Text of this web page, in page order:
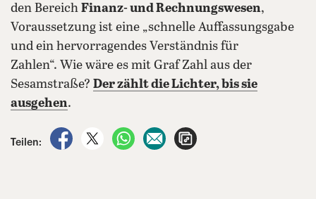
den Bereich Finanz- und Rechnungswesen,
Voraussetzung ist eine „schnelle Auffassungsgabe
und ein hervorragendes Verständnis für
Zahlen“. Wie wäre es mit Graf Zahl aus der
Sesamstraße? Der zählt die Lichter, bis sie
ausgehen.
Teilen:
auf Facebook teilen
auf X teilenper WhatsApp teilen
per E-Mail teilen